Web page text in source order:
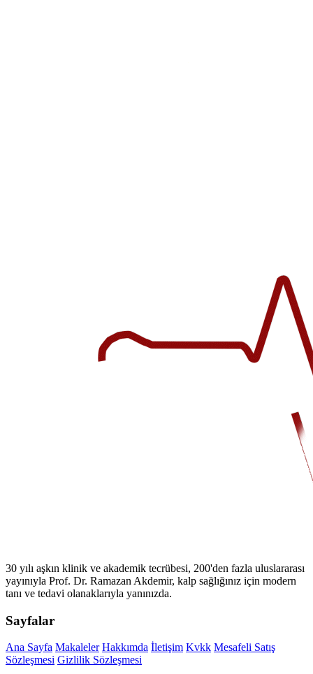
30 yılı aşkın klinik ve akademik tecrübesi, 200'den fazla uluslararası
yayınıyla Prof. Dr. Ramazan Akdemir, kalp sağlığınız için modern
tanı ve tedavi olanaklarıyla yanınızda.
Sayfalar
Ana Sayfa Makaleler Hakkımda İletişim Kvkk Mesafeli Satış
Sözleşmesi Gizlilik Sözleşmesi